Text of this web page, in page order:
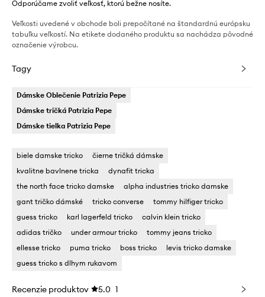
Odporúčame zvoliť veľkosť, ktorú bežne nosíte.
Veľkosti uvedené v obchode boli prepočítané na štandardnú európsku
tabuľku veľkostí. Na etikete dodaného produktu sa nachádza pôvodné
označenie výrobcu.
Tagy
Dámske Oblečenie Patrizia Pepe
Dámske tričká Patrizia Pepe
Dámske tielka Patrizia Pepe
biele damske tricko
čierne tričká dámske
kvalitne bavlnene tricka
dynafit tricka
the north face tricko damske
alpha industries tricko damske
gant tričko dámské
tricko converse
tommy hilfiger tricko
guess tricko
karl lagerfeld tricko
calvin klein tricko
adidas tričko
under armour tricko
tommy jeans tricko
ellesse tricko
puma tricko boss tricko
levis tricko damske
guess tricko s dlhym rukavom
Recenzie produktov 5.0 1